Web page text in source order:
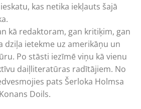
kas netika iekļauts šajā
kā redaktoram, gan kritiķim, gan
dziļa ietekme uz amerikāņu un
Po stāsti iezīmē viņu kā vienu
daiļliteratūras radītājiem. No
pats Šerloka Holmsa
Doils.